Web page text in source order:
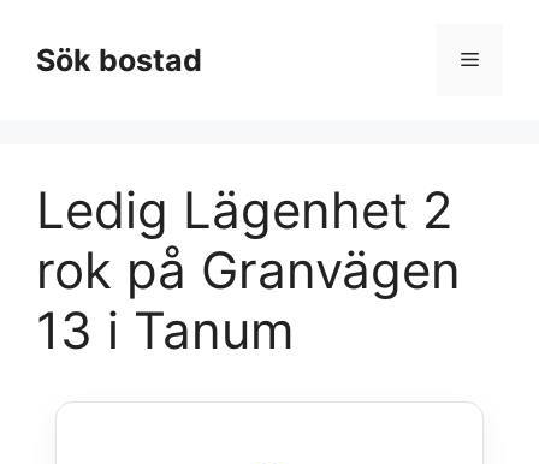
innehållSök bostad Meny
Ledig Lägenhet 2
rok på Granvägen
13 i Tanum